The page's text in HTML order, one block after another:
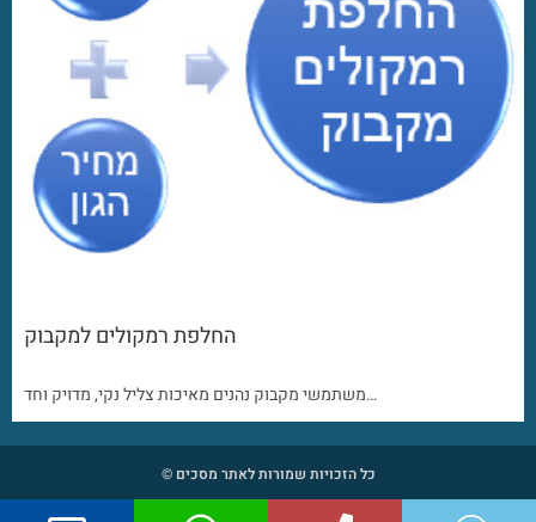
החלפת רמקולים למקבוק
משתמשי מקבוק נהנים מאיכות צליל נקי, מדויק וחד…
כל הזכויות שמורות לאתר מסכים ©